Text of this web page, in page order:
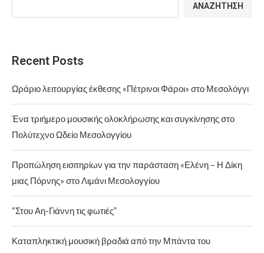
ΑΝΑΖΉΤΗΣΗ
Recent Posts
Ωράριο λειτουργίας έκθεσης «Πέτρινοι Φάροι» στο Μεσολόγγι
Ένα τριήμερο μουσικής ολοκλήρωσης και συγκίνησης στο
Πολύτεχνο Ωδείο Μεσολογγίου
Προπώληση εισιτηρίων για την παράσταση «Ελένη – Η Δίκη
μιας Πόρνης» στο Λιμάνι Μεσολογγίου
“Στου Αη-Γιάννη τις φωτιές”
Καταπληκτική μουσική βραδιά από την Μπάντα του